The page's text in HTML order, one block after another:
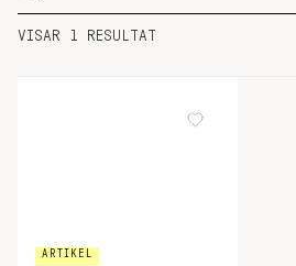
på:
VISAR 1 RESULTAT
ARTIKEL